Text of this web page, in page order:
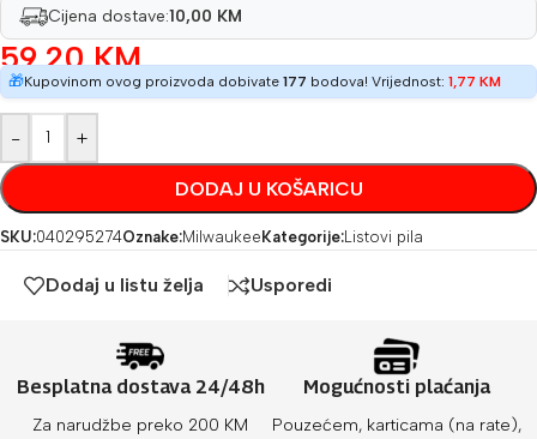
Cijena dostave:10,00 KM
59,20KM
🎁Kupovinom ovog proizvoda dobivate 177 bodova! Vrijednost: 1,77 KM
- +
DODAJ U KOŠARICU
SKU:040295274Oznake:Milwaukee Kategorije:Listovi pila
Dodaj u listu želja Usporedi
Besplatna dostava 24/48h
Za narudžbe preko 200 KM
Mogućnosti plaćanja
Pouzećem, karticama (na rate),